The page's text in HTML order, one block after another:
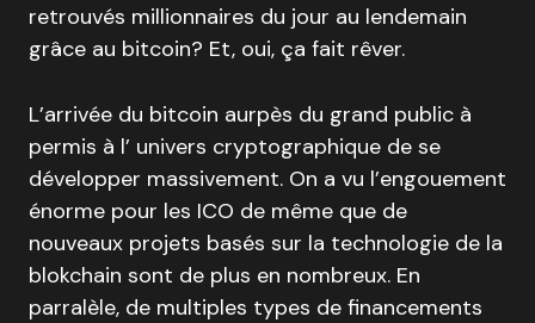
retrouvés millionnaires du jour au lendemain
grâce au bitcoin? Et, oui, ça fait rêver.
L’arrivée du bitcoin aurpès du grand public à
permis à l’ univers cryptographique de se
développer massivement. On a vu l’engouement
énorme pour les ICO de même que de
nouveaux projets basés sur la technologie de la
blokchain sont de plus en nombreux. En
parralèle, de multiples types de financements